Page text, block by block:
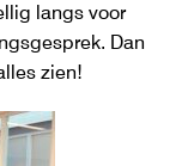
langs voor
Dan
zien!